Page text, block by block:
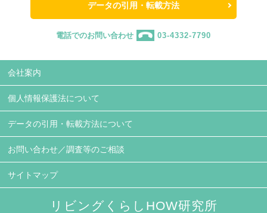
データの引用・転載方法
電話でのお問い合わせ 03-4332-7790
会社案内
個人情報保護法について
データの引用・転載方法について
お問い合わせ／調査等のご相談
サイトマップ
リビングくらしHOW研究所